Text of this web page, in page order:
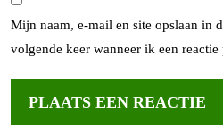
Mijn naam, e-mail en site opslaan in
volgende keer wanneer ik een reactie